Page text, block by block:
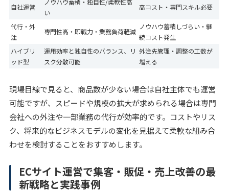
自社運営
ノウハウ蓄積・独自性/柔軟性高
い
高コスト・専門スキル必要
代行・外
注
専門性高・即戦力・業務負荷軽減
ノウハウ蓄積しづらい・継
続コスト発生
ハイブリ
ッド型
運用効率と独自性のバランス、リ
スク分散可能
外注先管理・調整の工数が
増える
現場目線で見ると、商品数が少ない場合は自社主体でも運営
可能ですが、スピードや規模の拡大が求められる場合は専門
会社への外注や一部業務の代行が効率的です。コストやリス
ク、将来的なビジネスモデルの変化を見据えて柔軟な組み合
わせを検討することをおすすめします。
ECサイト運営で集客・販促・売上改善の最
新戦略と実践事例